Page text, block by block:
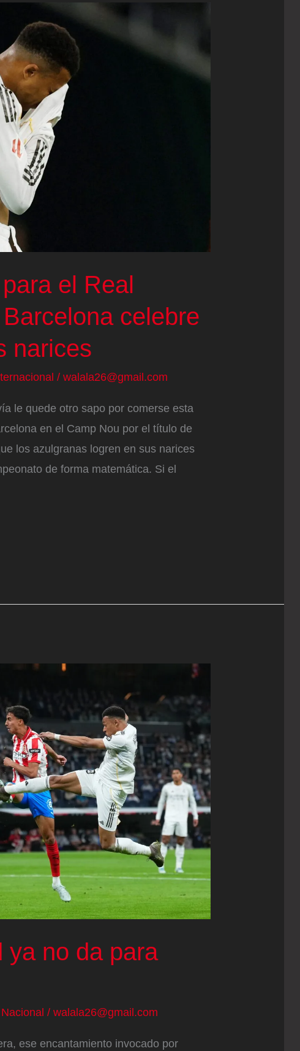
el Real
celebre
narices
/ walala26@gmail.com
le quede otro sapo por comerse esta
en el Camp Nou por el título de
los azulgranas logren en sus narices
de forma matemática. Si el
ya no da para
Nacional / walala26@gmail.com
ese encantamiento invocado por